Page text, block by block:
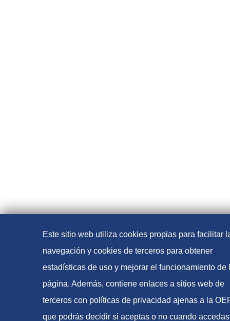
Este sitio web utiliza cookies propias para facilitar
navegación y cookies de terceros para obtener
estadísticas de uso y mejorar el funcionamiento de
página. Además, contiene enlaces a sitios web de
terceros con políticas de privacidad ajenas a la
que podrás decidir si aceptas o no cuando